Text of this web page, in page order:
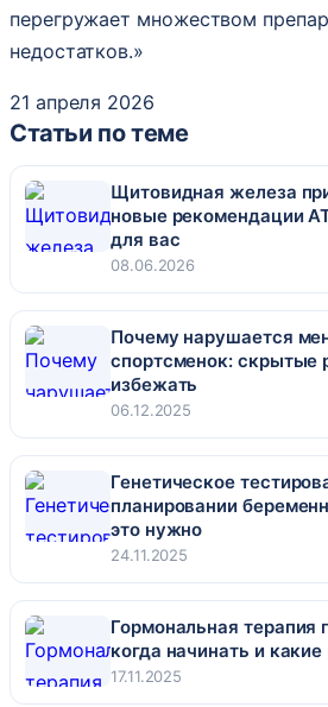
перегружает множеством
недостатков.»
21 апреля 2026
Статьи по теме
Щитовидная железа
новые рекомендации
для вас
08.06.2026
Почему нарушается
спортсменок: скрытые
избежать
06.12.2025
Генетическое
планировании
это нужно
24.11.2025
Гормональная терапия
когда начинать и какие
17.11.2025